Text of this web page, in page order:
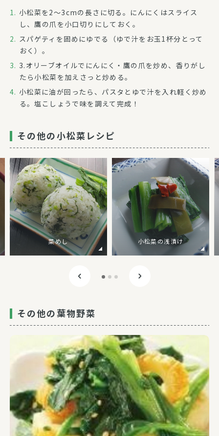
小松菜を2～3cmの長さに切る。にんにくはスライス
し、鷹の爪を小口切りにしておく。
スパゲティを固めにゆでる（ゆで汁をお玉1杯分とって
おく）。
3.オリーブオイルでにんにく・鷹の爪を炒め、香りがし
たら小松菜を加えさっと炒める。
小松菜に油が回ったら、パスタとゆで汁を入れ軽く炒め
る。塩こしょうで味を調えて完成！
その他の小松菜レシピ
菜めし 小松菜の浅漬け
その他の葉物野菜